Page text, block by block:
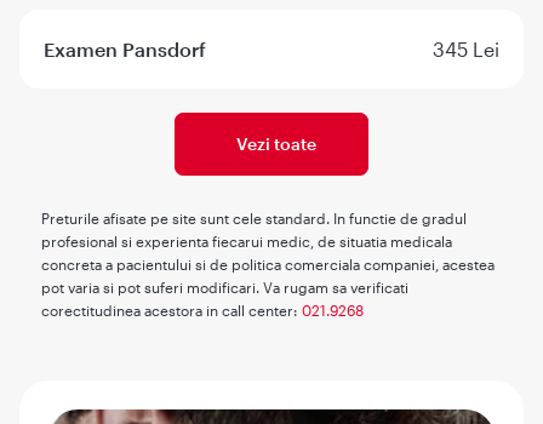
Examen Pansdorf 345 Lei
Vezi toate
Preturile afisate pe site sunt cele standard. In functie de gradul
profesional si experienta fiecarui medic, de situatia medicala
concreta a pacientului si de politica comerciala companiei, acestea
pot varia si pot suferi modificari. Va rugam sa verificati
corectitudinea acestora in call center: 021.9268